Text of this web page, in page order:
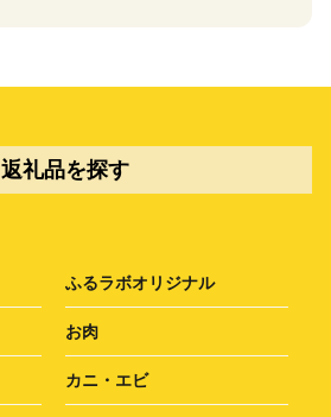
返礼品を探す
ふるラボオリジナル
お肉
カニ・エビ